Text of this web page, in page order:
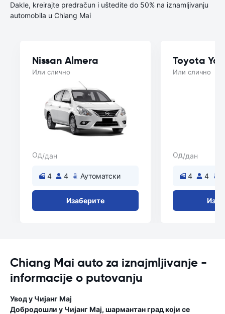
Dakle, kreirajte predračun i uštedite do 50% na iznamljivanju
automobila u Chiang Mai
Nissan Almera
Или слично
Од/дан
4 4 Аутоматски
Изаберите
Toyota
Или слично
Од/дан
4 4
Chiang Mai auto za iznajmljivanje -
informacije o putovanju
Увод у Чијанг Мај
Добродошли у Чијанг Мај, шармантан град који се